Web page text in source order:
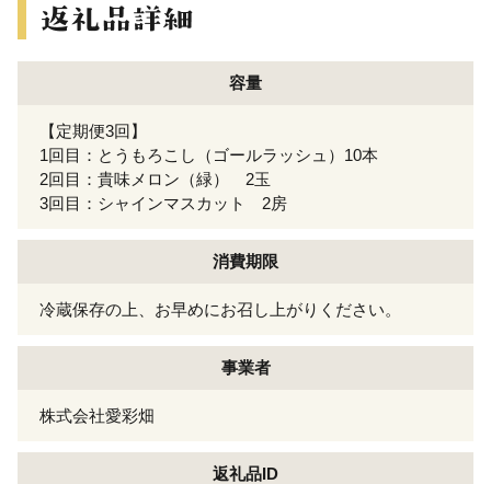
容量
【定期便3回】
1回目：とうもろこし（ゴールラッシュ）10本
2回目：貴味メロン（緑） 2玉
3回目：シャインマスカット 2房
消費期限
冷蔵保存の上、お早めにお召し上がりください。
事業者
株式会社愛彩畑
返礼品ID